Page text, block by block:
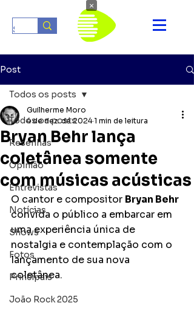
Post
Todos os posts
Resenhas
Opinião
Entrevistas
Notícias
Shows
Fotos
Principais
João Rock 2025
Todos os posts
Bryan Behr lança
coletânea somente
com músicas acústicas
Guilherme Moro
4 de dez. de 2024 1 min de leitura
O cantor e compositor Bryan Behr
convida o público a embarcar em
uma experiência única de
nostalgia e contemplação com o
lançamento de sua nova
coletânea.
×